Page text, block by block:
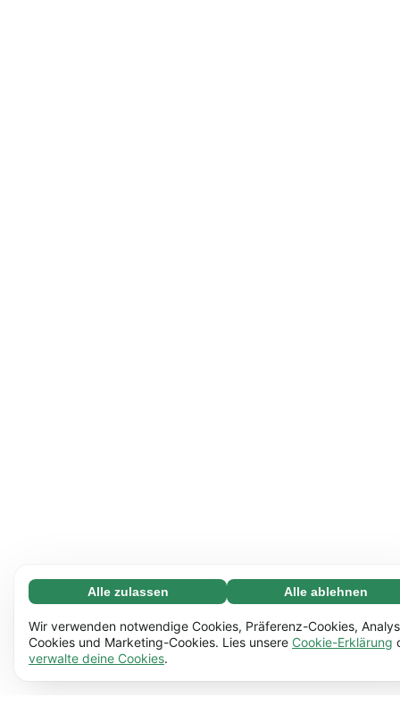
Notwendige (65)
Notwendige Cookies helfen dabei, unsere Website
nutzbar zu machen, indem sie grundlegende Funktionen
ermöglichen, z.B. die Seitennavigation. Ohne diese
Mehr erfahren
Alle zulassen Alle ablehnen
Wir verwenden notwendige Cookies, Präferenz-Cookies,
Cookies und Marketing-Cookies. Lies unsere Cookie-Erklärung
verwalte deine Cookies.